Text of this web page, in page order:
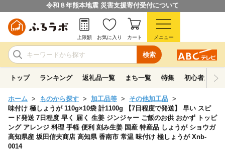
令和８年熊本地震 災害支援寄付受付について
検索
上限額 お気に入り カート メニュー
トップ ランキング 返礼品一覧 まち一覧 特集 初心者ガイド
ホーム ものから探す 加工品等
その他加工品
味付け 極しょうが 110g×10袋 計1100g 【7日程度で発送】 早い スピ
ード発送 7日程度 早く 届く 生姜 ジンジャー ご飯のお供 おかず トッピ
ング アレンジ 料理 手軽 便利 刻み生姜 国産 特産品 しょうが ショウガ
高知県産 坂田信夫商店 高知県 香南市 常温 味付け 極しょうが Xnb-
0014